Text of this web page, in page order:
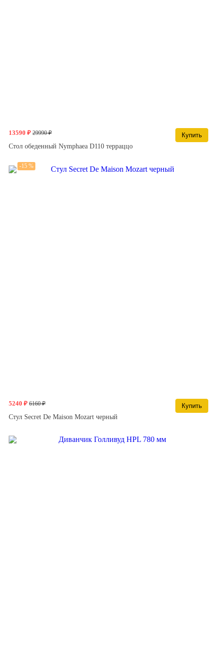
13590 ₽ 29990 ₽
Купить
Стол обеденный Nymphaea D110 терраццо
5240 ₽ 6160 ₽
-15 %
Купить
Стул Secret De Maison Mozart черный